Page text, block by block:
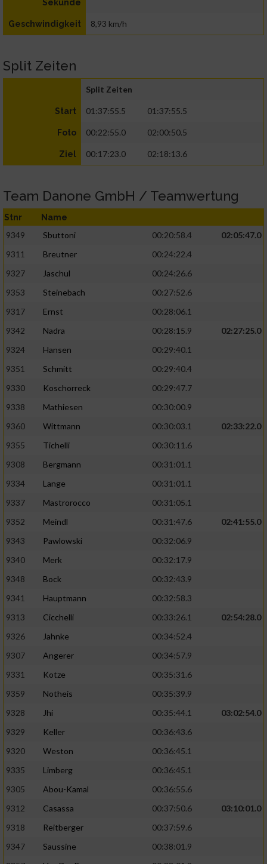
Sekunde
Geschwindigkeit 8,93 km/h
Split Zeiten
Split Zeiten
Start 01:37:55.5 01:37:55.5
Foto 00:22:55.0 02:00:50.5
Ziel 00:17:23.0 02:18:13.6
Team Danone GmbH / Teamwertung
Stnr Name
9349 Sbuttoni 00:20:58.4
02:05:47.0
9311
Breutner
00:24:22.4
9327
Jaschul
00:24:26.6
9353
Steinebach
00:27:52.6
9317
Ernst
00:28:06.1
9342
Nadra 00:28:15.9
02:27:25.0
9324
Hansen
00:29:40.1
9351
Schmitt
00:29:40.4
9330
Koschorreck
00:29:47.7
9338
Mathiesen
00:30:00.9
9360
Wittmann 00:30:03.1
02:33:22.0
9355
Tichelli
00:30:11.6
9308
Bergmann
00:31:01.1
9334
Lange
00:31:01.1
9337
Mastrorocco
00:31:05.1
9352
Meindl 00:31:47.6
02:41:55.0
9343
Pawlowski
00:32:06.9
9340
Merk
00:32:17.9
9348
Bock
00:32:43.9
9341
Hauptmann
00:32:58.3
9313
Cicchelli 00:33:26.1
02:54:28.0
9326
Jahnke
00:34:52.4
9307
Angerer
00:34:57.9
9331
Kotze
00:35:31.6
9359
Notheis
00:35:39.9
9328
Jhi 00:35:44.1
03:02:54.0
9329
Keller
00:36:43.6
9320
Weston
00:36:45.1
9335
Limberg
00:36:45.1
9305
Abou-Kamal
00:36:55.6
9312
Casassa 00:37:50.6
03:10:01.0
9318
Reitberger
00:37:59.6
9347
Saussine
00:38:01.9